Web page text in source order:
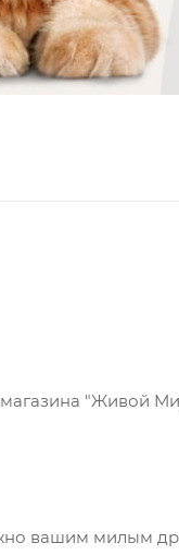
"Живой
вашим милым